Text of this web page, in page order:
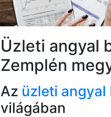
Üzleti angyal
Zemplén
Az üzleti
világában